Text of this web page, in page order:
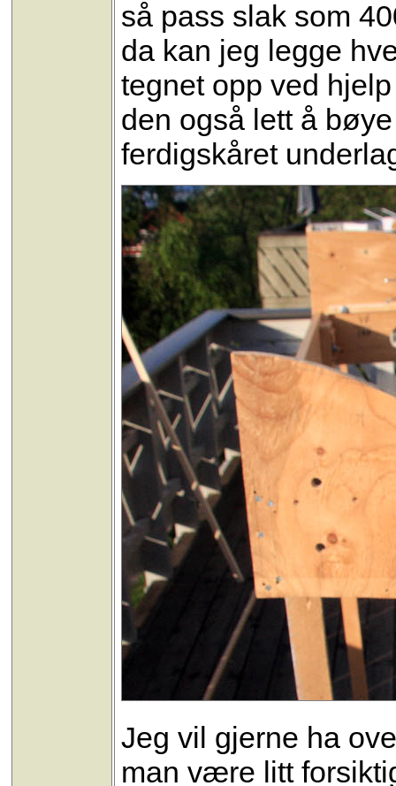
så pass slak som
da kan jeg legge
tegnet opp ved
den også lett å
ferdigskåret
Jeg vil gjerne ha
man være litt